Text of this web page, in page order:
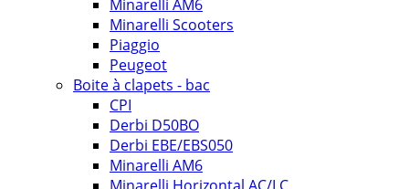
Minarelli AM6
Minarelli Scooters
Piaggio
Peugeot
Boite à clapets - bac
CPI
Derbi D50BO
Derbi EBE/EBS050
Minarelli AM6